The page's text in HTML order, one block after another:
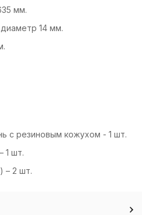
мм.
14 мм.
с резиновым кожухом - 1 шт.
1 шт.
– 2 шт.